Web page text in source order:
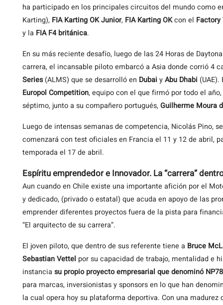
ha participado en los principales circuitos del mundo como
Karting), FIA Karting OK Junior, FIA Karting OKcon el
y la FIA F4 británica.
En su más reciente desafío, luego de las 24 Horas de
carrera, el incansable piloto embarcó a Asia donde corrió 4
Series(ALMS) que se desarrolló en Dubai yAbu Dhabi
Europol Competition, equipo con el que firmó por todo el
séptimo, junto a su compañero portugués,Guilherme Moura
Luego de intensas semanas de competencia, Nicolás Pino,
comenzará con test oficiales en Francia el 11 y 12 de abril,
temporada el 17 de abril.
Espíritu emprendedor e Innovador. La “carrera”
Aun cuando en Chile existe una importante afición por el
y dedicado, (privado o estatal) que acuda en apoyo de las
emprender diferentes proyectos fuera de la pista para
“El arquitecto de su carrera”.
El joven piloto, que dentro de sus referente tiene a Bruce
Sebastian Vettel por su capacidad de trabajo, mentalidad e
instancia su propio proyecto empresarial que denominó NP78
para marcas, inversionistas y sponsors en lo que han
la cual opera hoy su plataforma deportiva. Con una